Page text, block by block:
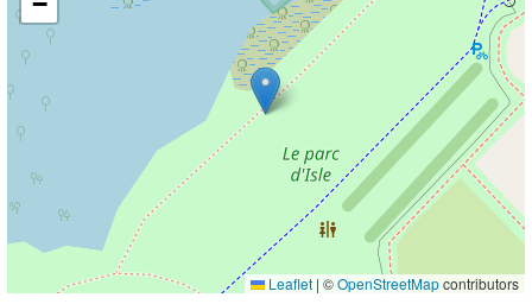
Leaflet | ©OpenStreetMapcontributors